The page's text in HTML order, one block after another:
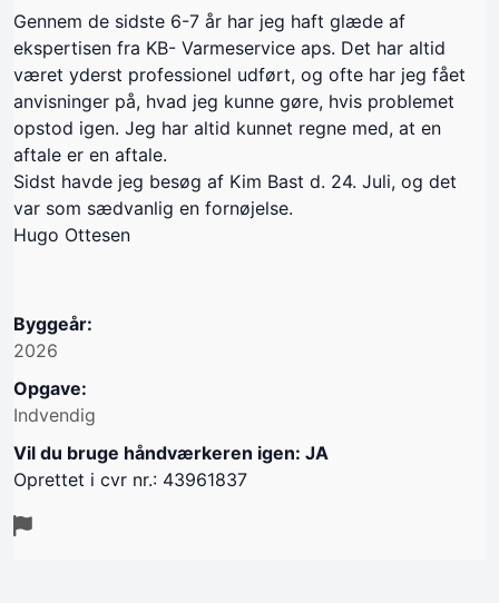
Gennem de sidste 6-7 år har jeg haft glæde af
ekspertisen fra KB- Varmeservice aps. Det har altid
været yderst professionel udført, og ofte har jeg fået
anvisninger på, hvad jeg kunne gøre, hvis problemet
opstod igen. Jeg har altid kunnet regne med, at en
aftale er en aftale.
Sidst havde jeg besøg af Kim Bast d. 24. Juli, og det
var som sædvanlig en fornøjelse.
Hugo Ottesen
Byggeår:
2026
Opgave:
Indvendig
Vil du bruge håndværkeren igen: JA
Oprettet i cvr nr.: 43961837